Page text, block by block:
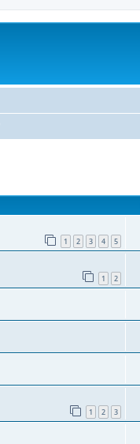
1 2 3 4 5
1 2
1 2 3